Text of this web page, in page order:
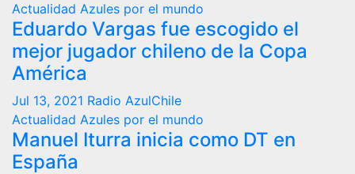
Actualidad Azules por el mundo
Eduardo Vargas fue escogido el
mejor jugador chileno de la Copa
América
Jul 13, 2021 Radio AzulChile
Actualidad Azules por el mundo
Manuel Iturra inicia como DT en
España